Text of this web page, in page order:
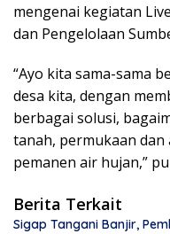
mengenai kegiatan
dan Pengelolaan
“Ayo kita sama-sama
desa kita, dengan
berbagai solusi,
tanah, permukaan
pemanen air hujan,”
Berita Terkait
Sigap Tangani Banjir,